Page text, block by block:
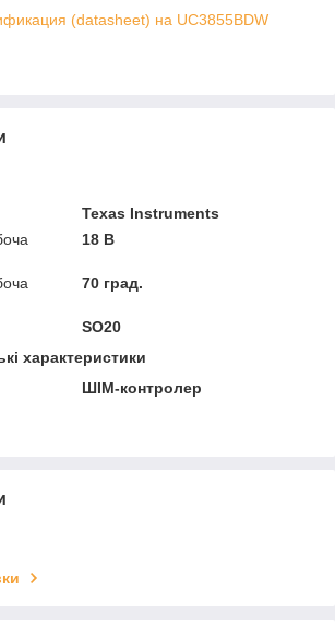
(datasheet) на UC3855BDW
Texas Instruments
18 В
70 град.
SO20
характеристики
ШІМ-контролер